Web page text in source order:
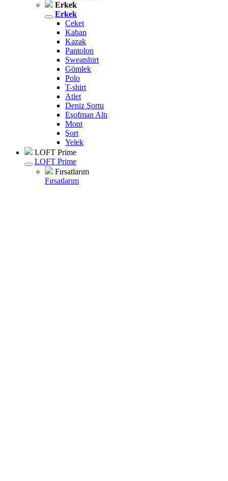
Erkek
Erkek
Ceket
Kaban
Kazak
Pantolon
Sweatshirt
Gömlek
Polo
T-shirt
Atlet
Deniz Şortu
Eşofman Altı
Mont
Şort
Yelek
LOFT Prime
LOFT Prime
Fırsatlarım
Fırsatlarım